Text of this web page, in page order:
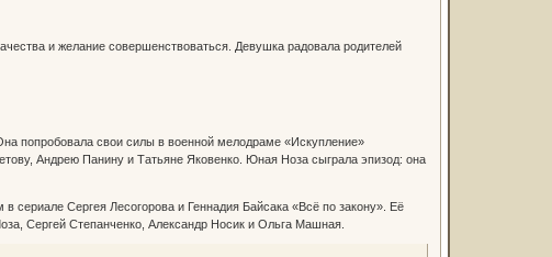
и желание совершенствоваться. Девушка радовала родителей
попробовала свои силы в военной мелодраме «Искупление»
Андрею Панину и Татьяне Яковенко. Юная Ноза сыграла эпизод: она
сериале Сергея Лесогорова и Геннадия Байсака «Всё по закону». Её
Сергей Степанченко, Александр Носик и Ольга Машная.